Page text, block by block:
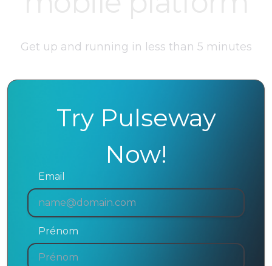
Get up and running in less than 5 minutes
Try Pulseway
Now!
Email
Prénom